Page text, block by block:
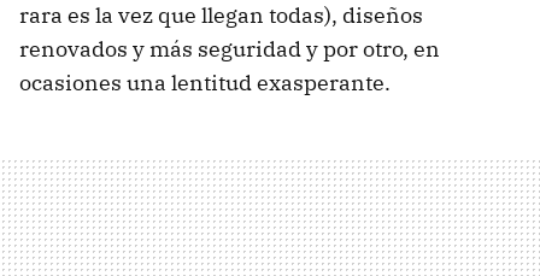
rara es la vez que llegan todas), diseños
renovados y más seguridad y por otro, en
ocasiones una lentitud exasperante.